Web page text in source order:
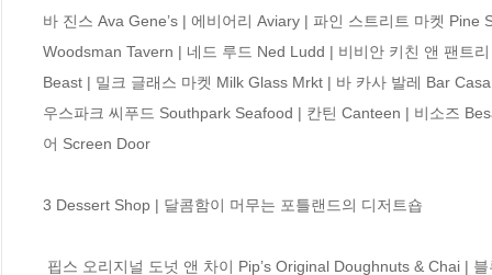
바 진스 Ava Gene’s | 에비어리 Aviary | 파인 스트리트 마켓
Woodsman Tavern | 네드 루드 Ned Ludd | 비비안 키친 앤 팬트
Beast | 밀크 글래스 마켓 Milk Glass Mrkt | 바 카사 발레 Bar
우스파크 씨푸드 Southpark Seafood | 칸틴 Canteen | 비소즈
어 Screen Door
3 Dessert Shop | 달콤함이 머무는 포틀랜드의 디저트숍